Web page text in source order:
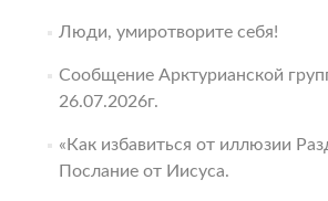
Люди, умиротворите себя!
Сообщение Арктурианской
26.07.2026г.
«Как избавиться от иллюзии
Послание от Иисуса.